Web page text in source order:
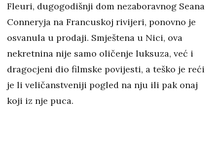
Fleuri, dugogodišnji dom nezaboravnog Seana
Conneryja na Francuskoj rivijeri, ponovno je
osvanula u prodaji. Smještena u Nici, ova
nekretnina nije samo oličenje luksuza, već i
dragocjeni dio filmske povijesti, a teško je reći
je li veličanstveniji pogled na nju ili pak onaj
koji iz nje puca.